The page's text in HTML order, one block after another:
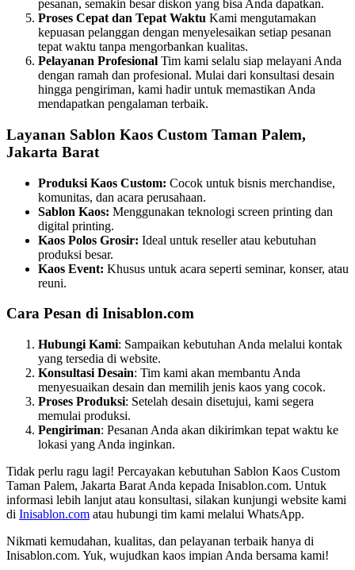
pesanan, semakin besar diskon yang bisa Anda dapatkan.
Proses Cepat dan Tepat Waktu Kami mengutamakan
kepuasan pelanggan dengan menyelesaikan setiap pesanan
tepat waktu tanpa mengorbankan kualitas.
Pelayanan Profesional Tim kami selalu siap melayani Anda
dengan ramah dan profesional. Mulai dari konsultasi desain
hingga pengiriman, kami hadir untuk memastikan Anda
mendapatkan pengalaman terbaik.
Layanan Sablon Kaos Custom Taman Palem,
Jakarta Barat
Produksi Kaos Custom: Cocok untuk bisnis merchandise,
komunitas, dan acara perusahaan.
Sablon Kaos: Menggunakan teknologi screen printing dan
digital printing.
Kaos Polos Grosir: Ideal untuk reseller atau kebutuhan
produksi besar.
Kaos Event: Khusus untuk acara seperti seminar, konser, atau
reuni.
Cara Pesan di Inisablon.com
Hubungi Kami: Sampaikan kebutuhan Anda melalui kontak
yang tersedia di website.
Konsultasi Desain: Tim kami akan membantu Anda
menyesuaikan desain dan memilih jenis kaos yang cocok.
Proses Produksi: Setelah desain disetujui, kami segera
memulai produksi.
Pengiriman: Pesanan Anda akan dikirimkan tepat waktu ke
lokasi yang Anda inginkan.
Tidak perlu ragu lagi! Percayakan kebutuhan Sablon Kaos Custom
Taman Palem, Jakarta Barat Anda kepada Inisablon.com. Untuk
informasi lebih lanjut atau konsultasi, silakan kunjungi website kami
di Inisablon.com atau hubungi tim kami melalui WhatsApp.
Nikmati kemudahan, kualitas, dan pelayanan terbaik hanya di
Inisablon.com. Yuk, wujudkan kaos impian Anda bersama kami!